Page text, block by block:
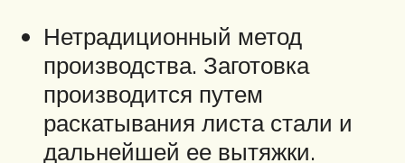
Нетрадиционный метод
производства. Заготовка
производится путем
раскатывания листа стали и
дальнейшей ее вытяжки.